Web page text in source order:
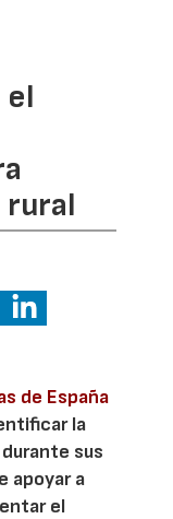
rural
de España
la
durante sus
apoyar a
el